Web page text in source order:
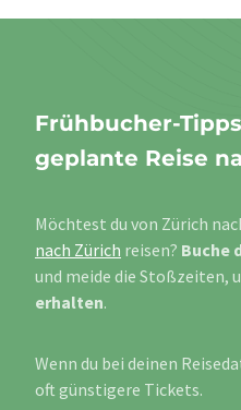
Frühbucher-
geplante Reise
Möchtest du von Zürich
nach Zürich reisen? Buche
und meide die Stoßzeiten,
erhalten.
Wenn du bei deinen
oft günstigere Tickets.